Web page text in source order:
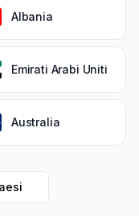
Albania
Emirati Arabi Uniti
Australia